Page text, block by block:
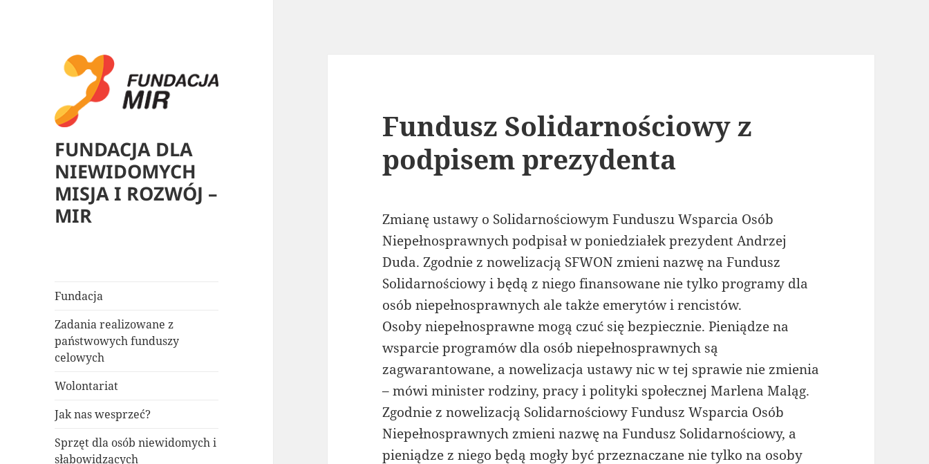
FUNDACJA DLA
NIEWIDOMYCH
MISJA I ROZWÓJ –
MIR
Fundacja
Zadania realizowane z
państwowych funduszy
celowych
Wolontariat
Jak nas wesprzeć?
Sprzęt dla osób niewidomych i
słabowidzących
Fundusz Solidarnościowy z
podpisem prezydenta
Zmianę ustawy o Solidarnościowym Funduszu Wsparcia Osób
Niepełnosprawnych podpisał w poniedziałek prezydent Andrzej
Duda. Zgodnie z nowelizacją SFWON zmieni nazwę na Fundusz
Solidarnościowy i będą z niego finansowane nie tylko programy dla
osób niepełnosprawnych ale także emerytów i rencistów.
Osoby niepełnosprawne mogą czuć się bezpiecznie. Pieniądze na
wsparcie programów dla osób niepełnosprawnych są
zagwarantowane, a nowelizacja ustawy nic w tej sprawie nie zmienia
– mówi minister rodziny, pracy i polityki społecznej Marlena Maląg.
Zgodnie z nowelizacją Solidarnościowy Fundusz Wsparcia Osób
Niepełnosprawnych zmieni nazwę na Fundusz Solidarnościowy, a
pieniądze z niego będą mogły być przeznaczane nie tylko na osoby